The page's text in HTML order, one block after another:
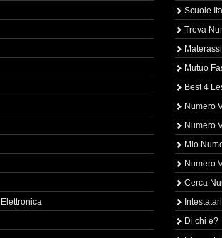
Scuole
Trova
Mutuo
Best 4
Numero
Numero
Mio
Numero
Cerca
Di chi è?